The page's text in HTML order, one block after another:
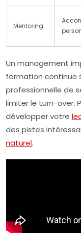
Mentoring
Un management
formation continue
professionnelle de
limiter le turn-over.
développer votre
des pistes
naturel.